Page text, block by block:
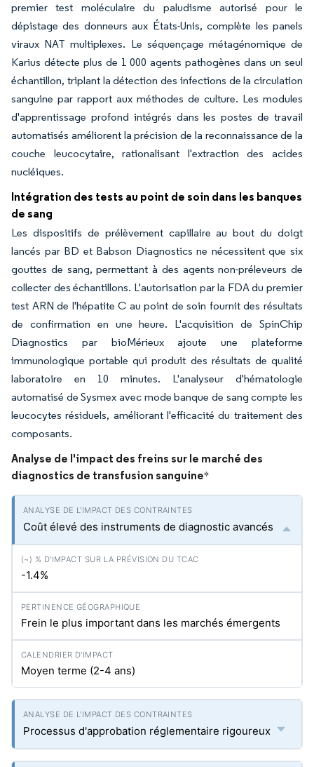
premier test moléculaire du paludisme autorisé pour le
dépistage des donneurs aux États-Unis, complète les panels
viraux NAT multiplexes. Le séquençage métagénomique de
Karius détecte plus de 1 000 agents pathogènes dans un seul
échantillon, triplant la détection des infections de la circulation
sanguine par rapport aux méthodes de culture. Les modules
d'apprentissage profond intégrés dans les postes de travail
automatisés améliorent la précision de la reconnaissance de la
couche leucocytaire, rationalisant l'extraction des acides
nucléiques.
Intégration des tests au point de soin dans les banques
de sang
Les dispositifs de prélèvement capillaire au bout du doigt
lancés par BD et Babson Diagnostics ne nécessitent que six
gouttes de sang, permettant à des agents non-préleveurs de
collecter des échantillons. L'autorisation par la FDA du premier
test ARN de l'hépatite C au point de soin fournit des résultats
de confirmation en une heure. L'acquisition de SpinChip
Diagnostics par bioMérieux ajoute une plateforme
immunologique portable qui produit des résultats de qualité
laboratoire en 10 minutes. L'analyseur d'hématologie
automatisé de Sysmex avec mode banque de sang compte les
leucocytes résiduels, améliorant l'efficacité du traitement des
composants.
Analyse de l'impact des freins sur le marché des
diagnostics de transfusion sanguine*
Coût élevé des instruments de diagnostic avancés
-1.4%
Frein le plus important dans les marchés émergents
Moyen terme (2-4 ans)
Processus d'approbation réglementaire rigoureux